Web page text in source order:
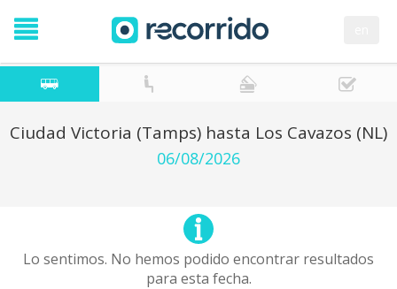
Ciudad Victoria (Tamps) hasta Los Cavazos (NL)
06/08/2026
Lo sentimos. No hemos podido encontrar resultados
para esta fecha.